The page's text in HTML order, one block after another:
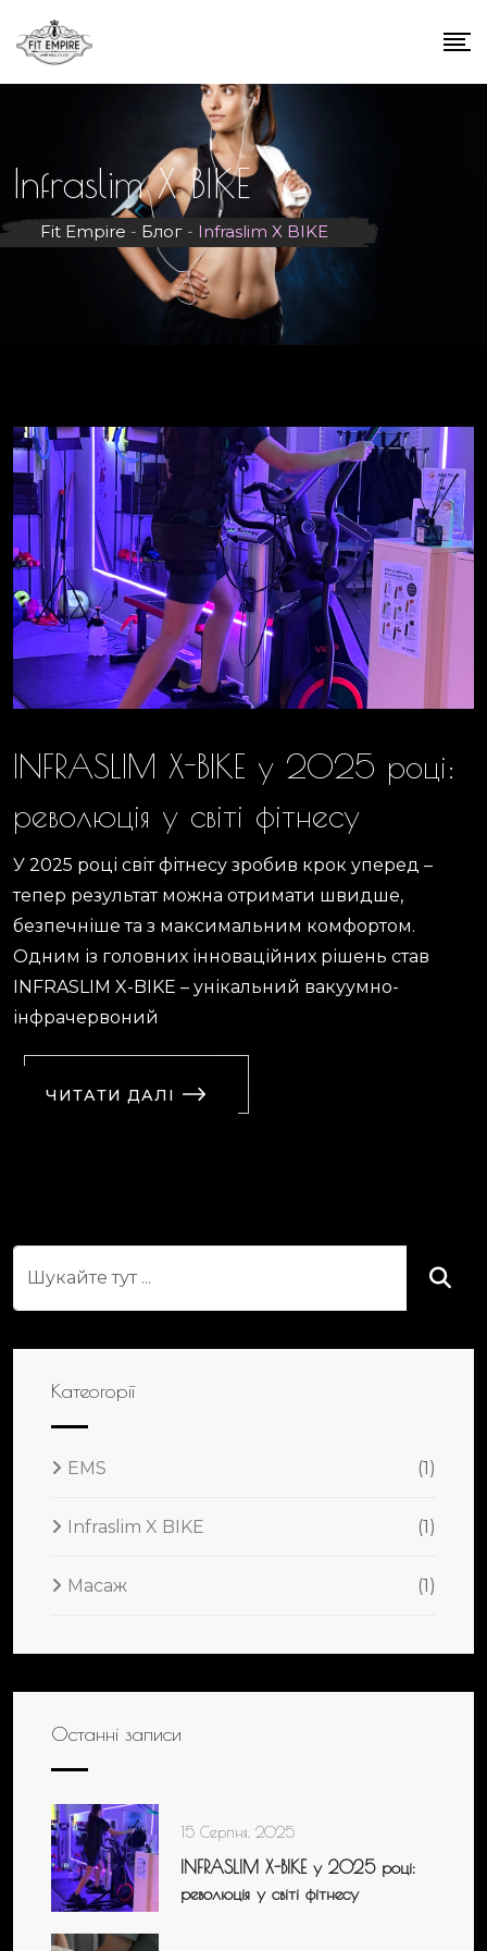
Infraslim X BIKE
Fit Empire - Блог - Infraslim X BIKE
INFRASLIM X-BIKE у 2025 році:
революція у світі фітнесу
У 2025 році світ фітнесу зробив крок уперед –
тепер результат можна отримати швидше,
безпечніше та з максимальним комфортом.
Одним із головних інноваційних рішень став
INFRASLIM X-BIKE – унікальний вакуумно-
інфрачервоний
ЧИТАТИ ДАЛІ
Катеогорії
EMS (1)
Infraslim X BIKE (1)
Масаж (1)
Останні записи
15 Серпня, 2025
INFRASLIM X-BIKE у 2025 році:
революція у світі фітнесу